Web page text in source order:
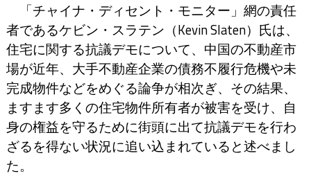
「チャイナ・ディセント・モニター」網の責任
者であるケビン・スラテン（Kevin Slaten）氏は、
住宅に関する抗議デモについて、中国の不動産市
場が近年、大手不動産企業の債務不履行危機や未
完成物件などをめぐる論争が相次ぎ、その結果、
ますます多くの住宅物件所有者が被害を受け、自
身の権益を守るために街頭に出て抗議デモを行わ
ざるを得ない状況に追い込まれていると述べまし
た。